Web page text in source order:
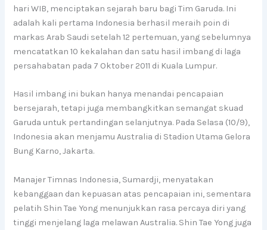
hari WIB, menciptakan sejarah baru bagi Tim Garuda. Ini
adalah kali pertama Indonesia berhasil meraih poin di
markas Arab Saudi setelah 12 pertemuan, yang sebelumnya
mencatatkan 10 kekalahan dan satu hasil imbang di laga
persahabatan pada 7 Oktober 2011 di Kuala Lumpur.
Hasil imbang ini bukan hanya menandai pencapaian
bersejarah, tetapi juga membangkitkan semangat skuad
Garuda untuk pertandingan selanjutnya. Pada Selasa (10/9),
Indonesia akan menjamu Australia di Stadion Utama Gelora
Bung Karno, Jakarta.
Manajer Timnas Indonesia, Sumardji, menyatakan
kebanggaan dan kepuasan atas pencapaian ini, sementara
pelatih Shin Tae Yong menunjukkan rasa percaya diri yang
tinggi menjelang laga melawan Australia. Shin Tae Yong juga